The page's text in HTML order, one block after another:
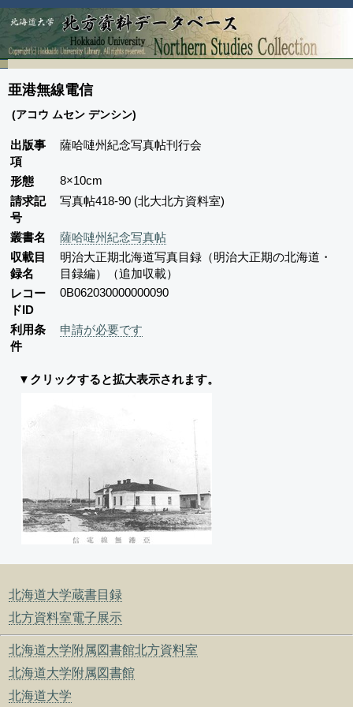
北海道大学蔵書目録
北方資料室電子展示
北海道大学附属図書館北方資料室
北海道大学附属図書館
北海道大学
亜港無線電信
(アコウ ムセン デンシン)
出版事
項
薩哈嗹州紀念写真帖刊行会
形態
8×10cm
請求記
号
写真帖418-90 (北大北方資料室)
叢書名
薩哈嗹州紀念写真帖
収載目
録名
明治大正期北海道写真目録（明治大正期の北海道・
目録編）（追加収載）
レコー
ドID
0B062030000000090
利用条
件
申請が必要です
▼クリックすると拡大表示されます。